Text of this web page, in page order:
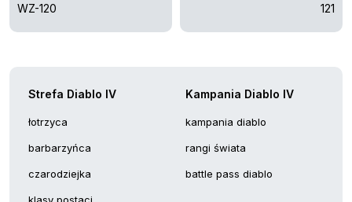
WZ-120 121
Strefa Diablo IV
łotrzyca
barbarzyńca
czarodziejka
Kampania Diablo IV
kampania diablo
rangi świata
battle pass diablo